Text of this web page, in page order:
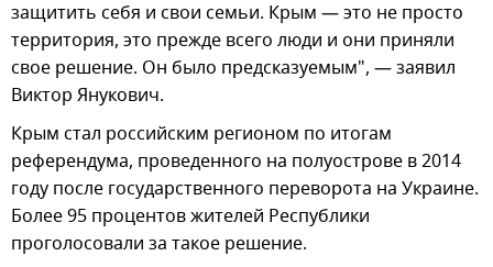
защитить себя и свои семьи. Крым — это не просто
территория, это прежде всего люди и они приняли
свое решение. Он было предсказуемым", — заявил
Виктор Янукович.
Крым стал российским регионом по итогам
референдума, проведенного на полуострове в 2014
году после государственного переворота на Украине.
Более 95 процентов жителей Республики
проголосовали за такое решение.